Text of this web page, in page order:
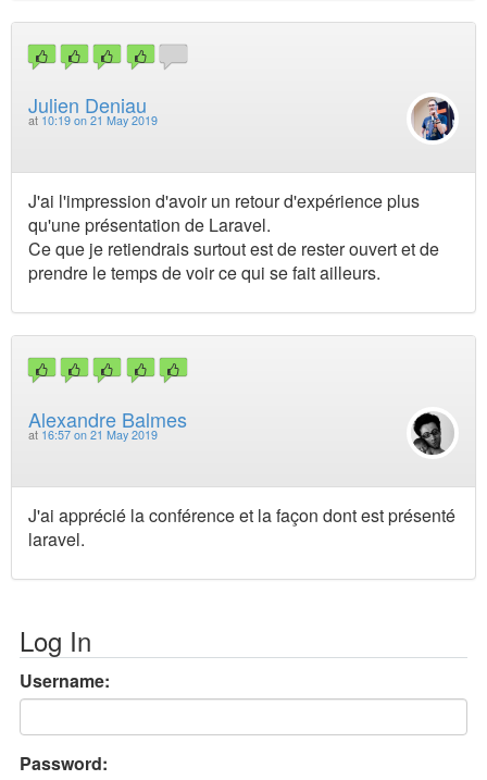
Julien Deniau
at 10:19 on 21 May 2019
J'ai l'impression d'avoir un retour d'expérience plus
qu'une présentation de Laravel.
Ce que je retiendrais surtout est de rester ouvert et de
prendre le temps de voir ce qui se fait ailleurs.
Alexandre Balmes
at 16:57 on 21 May 2019
J'ai apprécié la conférence et la façon dont est présenté
laravel.
Log In
Username:
Password: